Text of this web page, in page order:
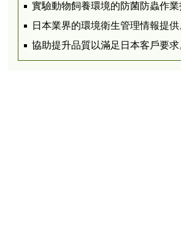
實驗動物飼養環境的防菌防蟲作
日本業界的環境衛生管理情報提供
協助提升品質以滿足日本客戶要求